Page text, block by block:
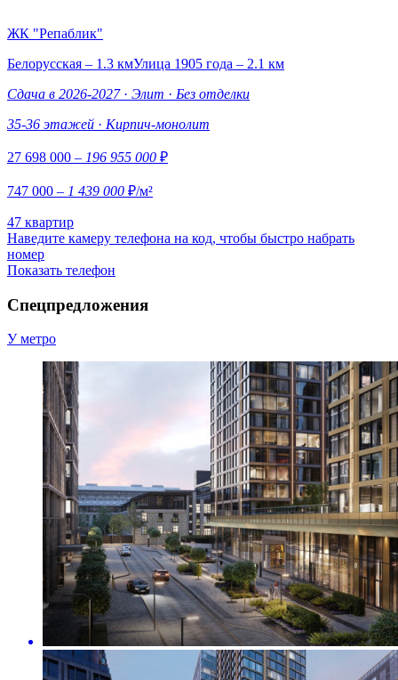
ЖК "Репаблик"
Белорусская – 1.3 кмУлица 1905 года – 2.1 км
Сдача в 2026-2027 · Элит · Без отделки
35-36 этажей · Кирпич-монолит
27 698 000 – 196 955 000 ₽
747 000 – 1 439 000 ₽/м²
47 квартир
Наведите камеру телефона на код, чтобы быстро набрать
номер
Показать телефон
Спецпредложения
У метро